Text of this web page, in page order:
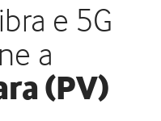
e 5G
a
(PV)